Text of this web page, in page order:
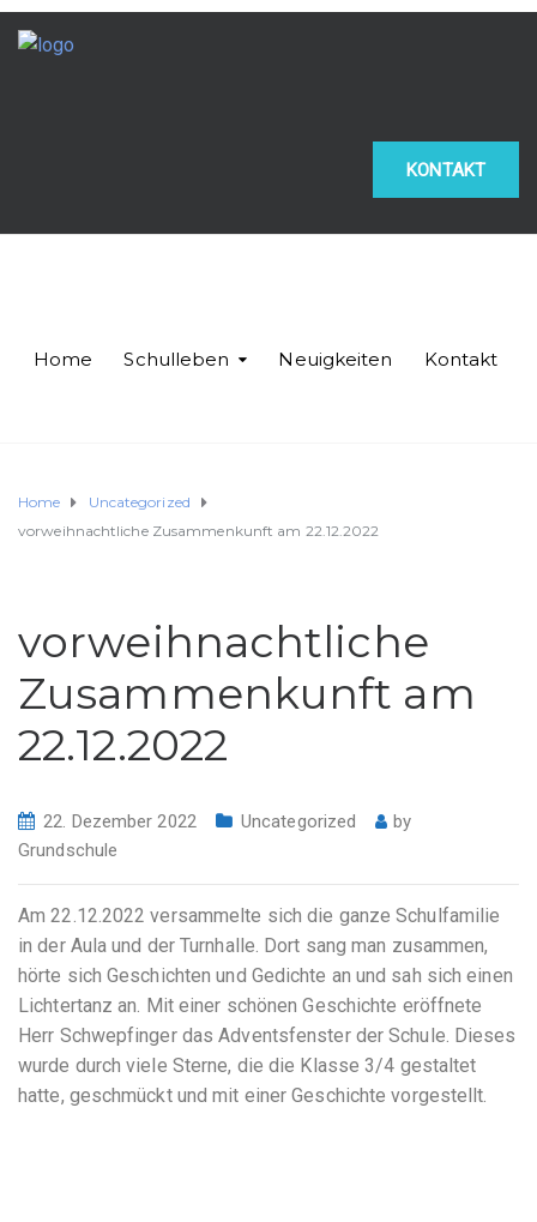
KONTAKT
Home Schulleben Neuigkeiten Kontakt
Home
Uncategorized
vorweihnachtliche Zusammenkunft am 22.12.2022
vorweihnachtliche
Zusammenkunft am
22.12.2022
22. Dezember 2022 Uncategorized
by
Grundschule
Am 22.12.2022 versammelte sich die ganze Schulfamilie
in der Aula und der Turnhalle. Dort sang man zusammen,
hörte sich Geschichten und Gedichte an und sah sich einen
Lichtertanz an. Mit einer schönen Geschichte eröffnete
Herr Schwepfinger das Adventsfenster der Schule. Dieses
wurde durch viele Sterne, die die Klasse 3/4 gestaltet
hatte, geschmückt und mit einer Geschichte vorgestellt.